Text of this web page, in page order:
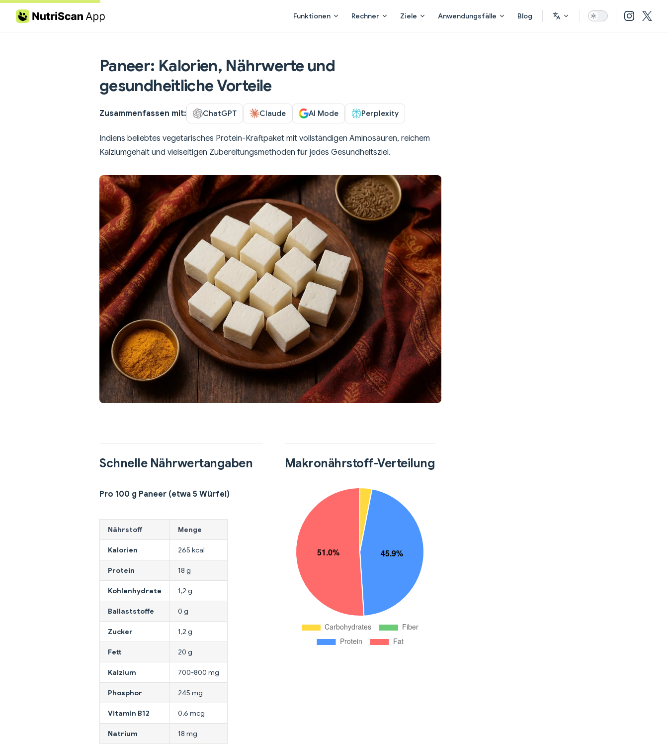
Skip to content Funktionen Rechner Ziele Anwendungsfälle Blog
Paneer: Kalorien, Nährwerte und
gesundheitliche Vorteile
Zusammenfassen mit: ChatGPT Claude AI Mode Perplexity
Indiens beliebtes vegetarisches Protein-Kraftpaket mit vollständigen Aminosäuren, reichem
Kalziumgehalt und vielseitigen Zubereitungsmethoden für jedes Gesundheitsziel.
Schnelle Nährwertangaben
Pro 100 g Paneer (etwa 5 Würfel)
Nährstoff Menge
Kalorien 265 kcal
Protein 18 g
Kohlenhydrate 1,2 g
Ballaststoffe 0 g
Zucker 1,2 g
Fett 20 g
Kalzium 700-800 mg
Phosphor 245 mg
Vitamin B12 0,6 mcg
Natrium 18 mg
Makronährstoff-Verteilung